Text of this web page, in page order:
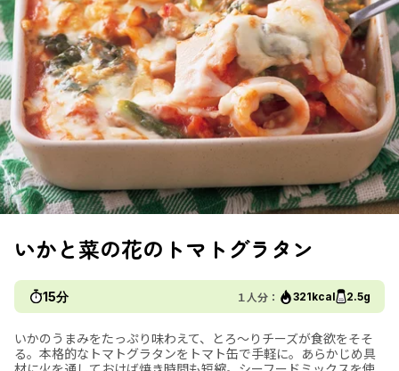
いかと菜の花のトマトグラタン
15分 １人分： 321kcal 2.5g
いかのうまみをたっぷり味わえて、とろ～りチーズが食欲をそそ
る。本格的なトマトグラタンをトマト缶で手軽に。あらかじめ具